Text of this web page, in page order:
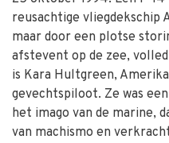
reusachtige vliegdekschip
maar door een plotse
afstevent op de zee,
is Kara Hultgreen,
gevechtspiloot. Ze was
het imago van de marine,
van machismo en